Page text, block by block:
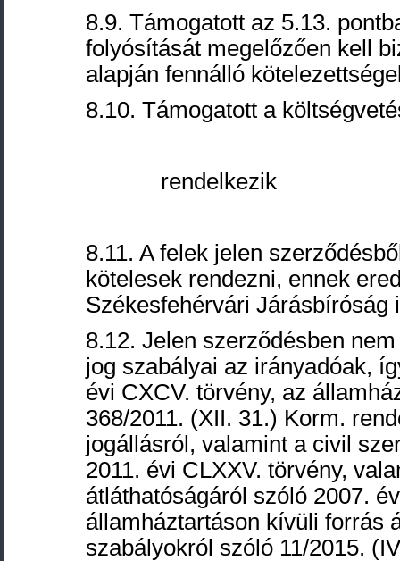
8.9. Támogatott az 5.13.
folyósítását megelőzően kell
alapján fennálló
8.10. Támogatott a
8.11. A felek jelen
kötelesek rendezni, ennek
Székesfehérvári Járásbíróság
8.12. Jelen szerződésben
jog szabályai az irányadóak,
évi CXCV. törvény, az
368/2011. (XII. 31.) Korm.
jogállásról, valamint a civil
2011. évi CLXXV. törvény,
átláthatóságáról szóló 2007.
államháztartáson kívüli forrás
szabályokról szóló 11/2015.